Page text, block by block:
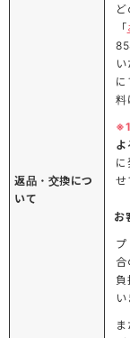
返品・交換につ
いて
「
に
料
よ
に
せ
お
プ
合
負
い